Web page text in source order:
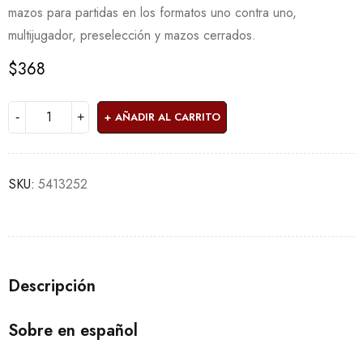
mazos para partidas en los formatos uno contra uno,
multijugador, preselección y mazos cerrados.
$368
AÑADIR AL CARRITO
SKU: 5413252
Descripción
Sobre en español